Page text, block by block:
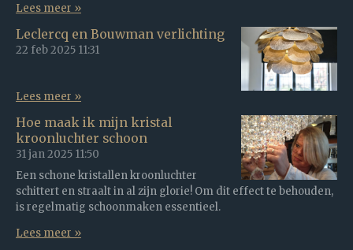
Lees meer »
Leclercq en Bouwman verlichting
22 feb 2025 11:31
Lees meer »
Hoe maak ik mijn kristal
kroonluchter schoon
31 jan 2025 11:50
Een schone kristallen kroonluchter
schittert en straalt in al zijn glorie! Om dit effect te behouden,
is regelmatig schoonmaken essentieel.
Lees meer »